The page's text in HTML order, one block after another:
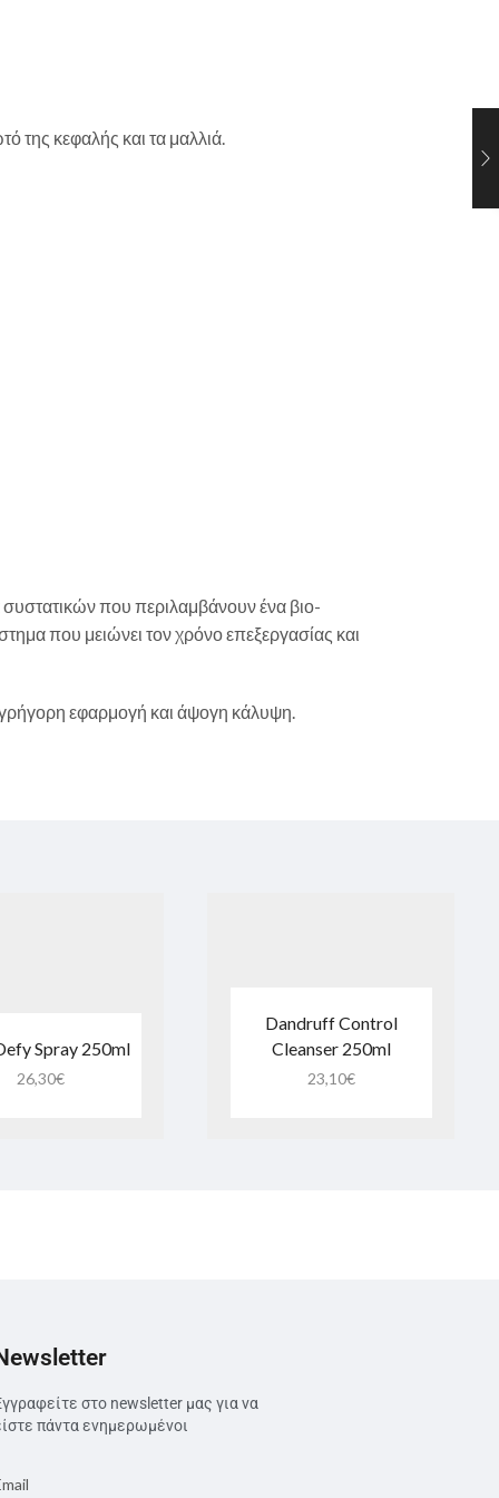
της κεφαλής και τα μαλλιά.
που περιλαμβάνουν ένα βιο-
που μειώνει τον χρόνο επεξεργασίας και
εφαρμογή και άψογη κάλυψη.
Spray 250ml
26,30€
Dandruff Control
Cleanser 250ml
23,10€
στο newsletter μας για να
πάντα ενημερωμένοι